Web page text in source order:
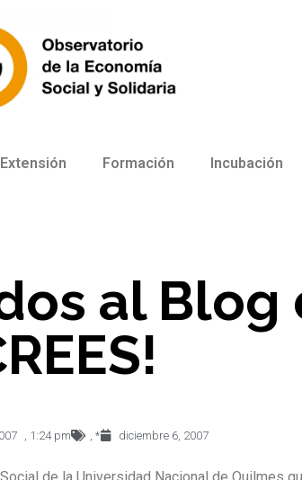
Extensión Formación Incubación
al Blog
1:24 pm * diciembre 6, 2007
de la Universidad Nacional de Quilmes